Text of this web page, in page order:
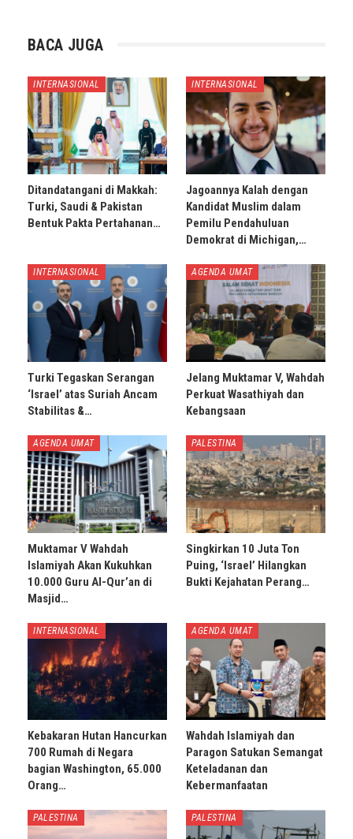
BACA JUGA
INTERNASIONAL
Ditandatangani di Makkah:
Turki, Saudi & Pakistan
Bentuk Pakta Pertahanan…
INTERNASIONAL
Jagoannya Kalah dengan
Kandidat Muslim dalam
Pemilu Pendahuluan
Demokrat di Michigan,…
INTERNASIONAL
Turki Tegaskan Serangan
‘Israel’ atas Suriah Ancam
Stabilitas &…
AGENDA UMAT
Jelang Muktamar V, Wahdah
Perkuat Wasathiyah dan
Kebangsaan
AGENDA UMAT
Muktamar V Wahdah
Islamiyah Akan Kukuhkan
10.000 Guru Al-Qur’an di
Masjid…
PALESTINA
Singkirkan 10 Juta Ton
Puing, ‘Israel’ Hilangkan
Bukti Kejahatan Perang…
INTERNASIONAL
Kebakaran Hutan Hancurkan
700 Rumah di Negara
bagian Washington, 65.000
Orang…
AGENDA UMAT
Wahdah Islamiyah dan
Paragon Satukan Semangat
Keteladanan dan
Kebermanfaatan
PALESTINA PALESTINA